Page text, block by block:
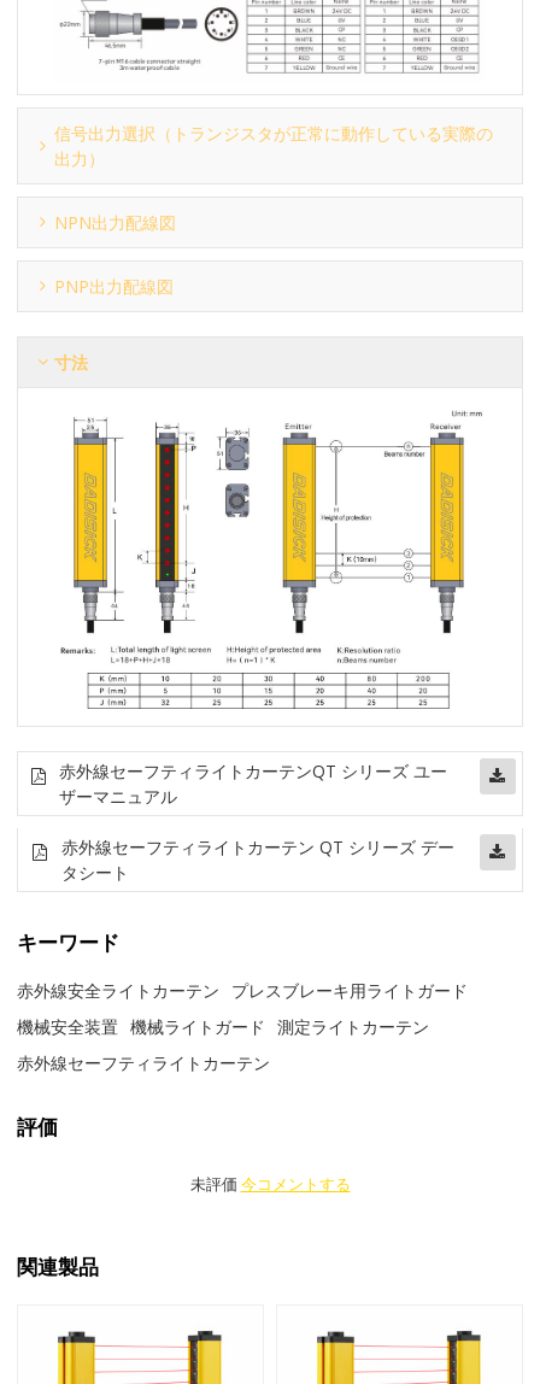
信号出力選択（トランジスタが正常に動作している実際の
出力）
NPN出力配線図
PNP出力配線図
寸法
赤外線セーフティライトカーテンQT シリーズ ユー
ザーマニュアル
赤外線セーフティライトカーテン QT シリーズ デー
タシート
キーワード
赤外線安全ライトカーテン
プレスブレーキ用ライトガード
機械安全装置 機械ライトガード
測定ライトカーテン
赤外線セーフティライトカーテン
評価
未評価 今コメントする
関連製品